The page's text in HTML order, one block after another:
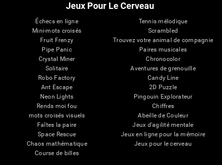
Jeux Pour Le Cerveau
Échecs en ligne
Mini-mots croisés
Fruit Frenzy
Pipe Panic
Crystal Miner
Solitaire
Robo Factory
Ant Escape
Neon Lights
Rends moi fou
mots croisés visuels
Faîtes la paire
Space Rescue
Chaos mathématique
Course de billes
Tennis mélodique
Scrambled
Trouvez votre animal de compagnie
Paires musicales
Chronocolor
Aventures de grenouille
Candy Line
2D Puzzle
Pingouin Explorateur
Chiffres
Abeille de Couleur
Jeux d'agilité mentale
Jeux en ligne pour la mémoire
Jeux pour le cerveau